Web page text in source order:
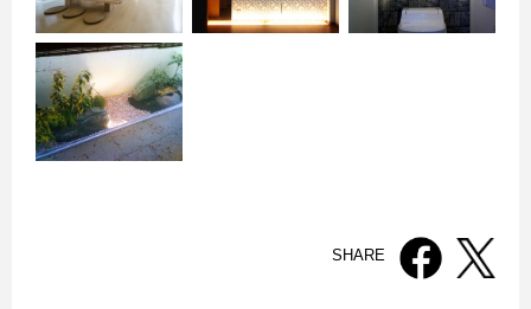
SHARE